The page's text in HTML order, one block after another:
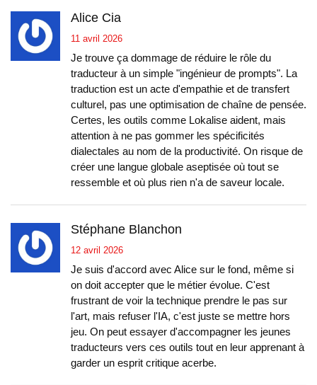
Alice Cia
11 avril 2026
Je trouve ça dommage de réduire le rôle du
traducteur à un simple "ingénieur de prompts". La
traduction est un acte d'empathie et de transfert
culturel, pas une optimisation de chaîne de pensée.
Certes, les outils comme Lokalise aident, mais
attention à ne pas gommer les spécificités
dialectales au nom de la productivité. On risque de
créer une langue globale aseptisée où tout se
ressemble et où plus rien n'a de saveur locale.
Stéphane Blanchon
12 avril 2026
Je suis d'accord avec Alice sur le fond, même si
on doit accepter que le métier évolue. C'est
frustrant de voir la technique prendre le pas sur
l'art, mais refuser l'IA, c'est juste se mettre hors
jeu. On peut essayer d'accompagner les jeunes
traducteurs vers ces outils tout en leur apprenant à
garder un esprit critique acerbe.